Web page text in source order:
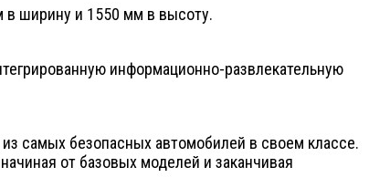
в ширину и 1550 мм в высоту.
информационно-развлекательную
самых безопасных автомобилей в своем классе.
от базовых моделей и заканчивая